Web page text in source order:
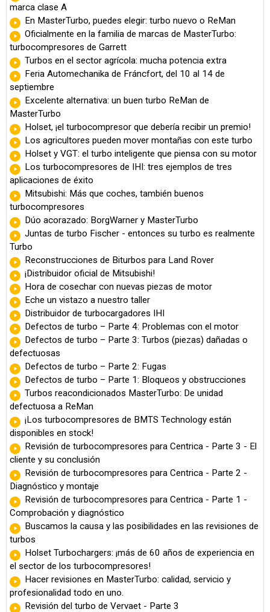
marca clase A
En MasterTurbo, puedes elegir: turbo nuevo o ReMan
Oficialmente en la familia de marcas de MasterTurbo:
turbocompresores de Garrett
Turbos en el sector agrícola: mucha potencia extra
Feria Automechanika de Fráncfort, del 10 al 14 de
septiembre
Excelente alternativa: un buen turbo ReMan de
MasterTurbo
Holset, ¡el turbocompresor que debería recibir un premio!
Los agricultores pueden mover montañas con este turbo
Holset y VGT: el turbo inteligente que piensa con su motor
Los turbocompresores de IHI: tres ejemplos de tres
aplicaciones de éxito
Mitsubishi: Más que coches, también buenos
turbocompresores
Dúo acorazado: BorgWarner y MasterTurbo
Juntas de turbo Fischer - entonces su turbo es realmente
Turbo
Reconstrucciones de Biturbos para Land Rover
¡Distribuidor oficial de Mitsubishi!
Hora de cosechar con nuevas piezas de motor
Eche un vistazo a nuestro taller
Distribuidor de turbocargadores IHI
Defectos de turbo – Parte 4: Problemas con el motor
Defectos de turbo – Parte 3: Turbos (piezas) dañadas o
defectuosas
Defectos de turbo – Parte 2: Fugas
Defectos de turbo – Parte 1: Bloqueos y obstrucciones
Turbos reacondicionados MasterTurbo: De unidad
defectuosa a ReMan
¡Los turbocompresores de BMTS Technology están
disponibles en stock!
Revisión de turbocompresores para Centrica - Parte 3 - El
cliente y su conclusión
Revisión de turbocompresores para Centrica - Parte 2 -
Diagnóstico y montaje
Revisión de turbocompresores para Centrica - Parte 1 -
Comprobación y diagnóstico
Buscamos la causa y las posibilidades en las revisiones de
turbos
Holset Turbochargers: ¡más de 60 años de experiencia en
el sector de los turbocompresores!
Hacer revisiones en MasterTurbo: calidad, servicio y
profesionalidad todo en uno.
Revisión del turbo de Vervaet - Parte 3